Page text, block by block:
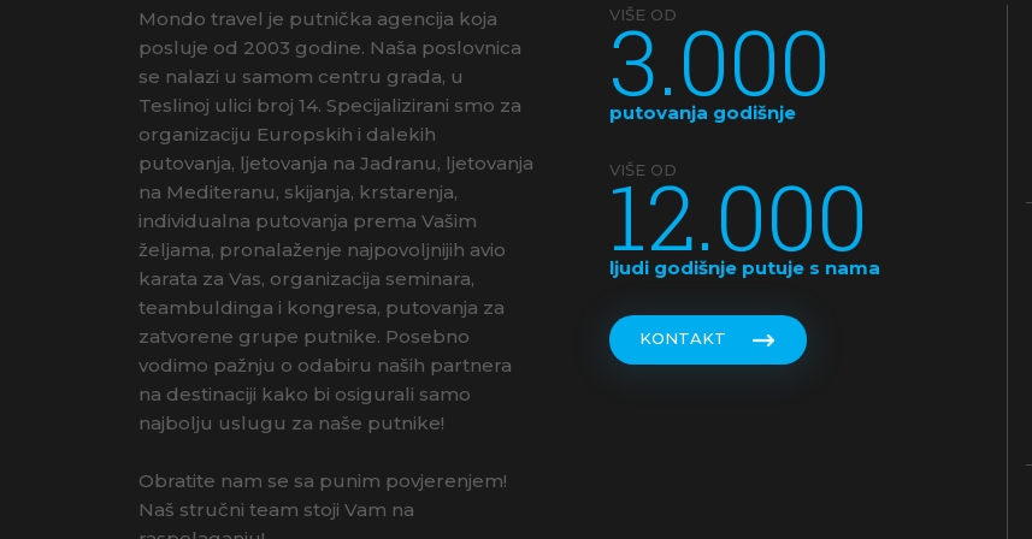
Mondo travel je putnička agencija koja
posluje od 2003 godine. Naša poslovnica
se nalazi u samom centru grada, u
Teslinoj ulici broj 14. Specijalizirani smo za
organizaciju Europskih i dalekih
putovanja, ljetovanja na Jadranu, ljetovanja
na Mediteranu, skijanja, krstarenja,
individualna putovanja prema Vašim
željama, pronalaženje najpovoljnijih avio
karata za Vas, organizacija seminara,
teambuldinga i kongresa, putovanja za
zatvorene grupe putnike. Posebno
vodimo pažnju o odabiru naših partnera
na destinaciji kako bi osigurali samo
najbolju uslugu za naše putnike!
Obratite nam se sa punim povjerenjem!
Naš stručni team stoji Vam na
VIŠE OD
3.000
putovanja godišnje
VIŠE OD
12.000
ljudi godišnje putuje s nama
KONTAKT